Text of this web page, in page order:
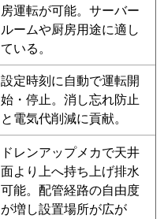
房運転が可能。サーバー
ルームや厨房用途に適し
ている。
設定時刻に自動で運転開
始・停止。消し忘れ防止
と電気代削減に貢献。
ドレンアップメカで天井
面より上へ持ち上げ排水
可能。配管経路の自由度
が増し設置場所が広が